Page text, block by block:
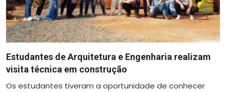
Estudantes de Arquitetura e Engenharia realizam
visita técnica em construção
Os estudantes tiveram a oportunidade de conhecer